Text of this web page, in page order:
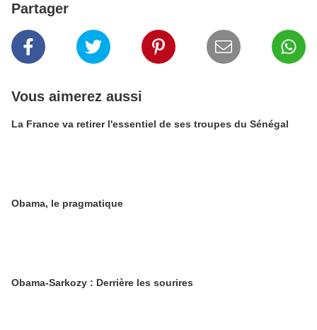
Partager
Vous aimerez aussi
La France va retirer l'essentiel de ses troupes du Sénégal
Obama, le pragmatique
Obama-Sarkozy : Derrière les sourires